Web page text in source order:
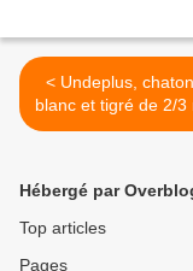
< Undeplus, chaton mâle
blanc et tigré de 2/3
l'adoption ->
Hébergé par
Top articles
Pages